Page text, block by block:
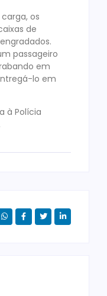
os
de
passageiro
em
lo em
à Polícia